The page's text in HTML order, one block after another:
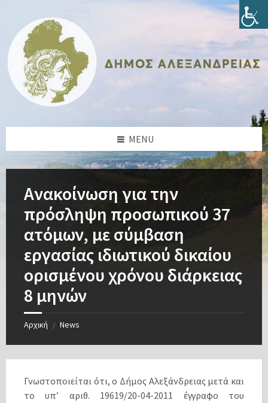
content
sidebar
sidebar
footer
MENU
Ανακοίνωση για την
πρόσληψη προσωπικού 37
ατόμων, με σύμβαση
εργασίας ιδιωτικού δικαίου
ορισμένου χρόνου διάρκειας
8 μηνών
Αρχική / News
Γνωστοποιείται ότι, ο Δήμος Αλεξάνδρειας μετά και
το υπ’ αριθ. 19619/20-04-2011 έγγραφο του